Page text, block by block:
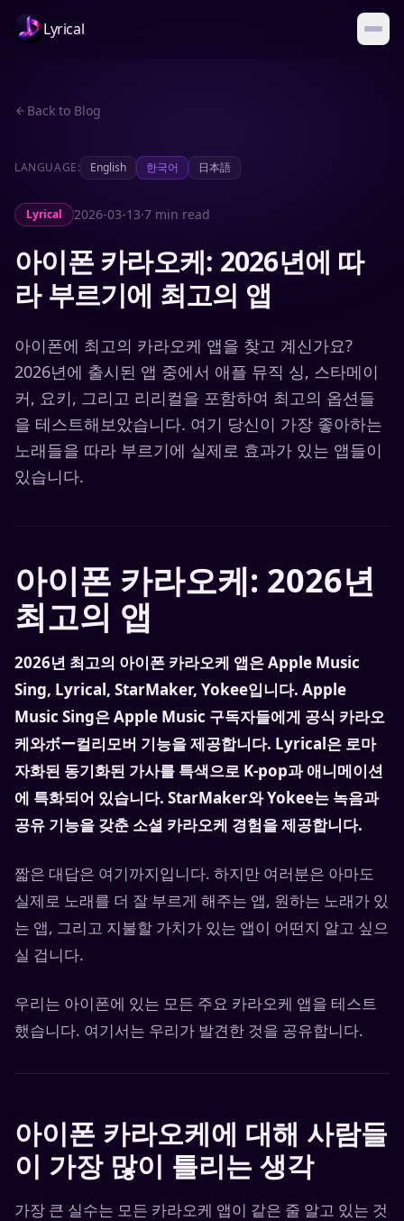
Lyrical
Back to Blog
LANGUAGE: English 한국어 日本語
Lyrical 2026-03-13·7 min read
아이폰 카라오케: 2026년에 따
라 부르기에 최고의 앱
아이폰에 최고의 카라오케 앱을 찾고 계신가요?
2026년에 출시된 앱 중에서 애플 뮤직 싱, 스타메이
커, 요키, 그리고 리리컬을 포함하여 최고의 옵션들
을 테스트해보았습니다. 여기 당신이 가장 좋아하는
노래들을 따라 부르기에 실제로 효과가 있는 앱들이
있습니다.
아이폰 카라오케: 2026년
최고의 앱
2026년 최고의 아이폰 카라오케 앱은 Apple Music
Sing, Lyrical, StarMaker, Yokee입니다. Apple
Music Sing은 Apple Music 구독자들에게 공식 카라오
케와ボー컬리모버 기능을 제공합니다. Lyrical은 로마
자화된 동기화된 가사를 특색으로 K-pop과 애니메이션
에 특화되어 있습니다. StarMaker와 Yokee는 녹음과
공유 기능을 갖춘 소셜 카라오케 경험을 제공합니다.
짧은 대답은 여기까지입니다. 하지만 여러분은 아마도
실제로 노래를 더 잘 부르게 해주는 앱, 원하는 노래가 있
는 앱, 그리고 지불할 가치가 있는 앱이 어떤지 알고 싶으
실 겁니다.
우리는 아이폰에 있는 모든 주요 카라오케 앱을 테스트
했습니다. 여기서는 우리가 발견한 것을 공유합니다.
아이폰 카라오케에 대해 사람들
이 가장 많이 틀리는 생각
가장 큰 실수는 모든 카라오케 앱이 같은 줄 알고 있는 것